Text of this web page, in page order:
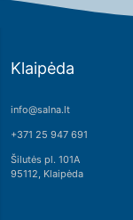
Klaipėda
info@salna.lt
+371 25 947 691
Šilutės pl. 101A
95112, Klaipėda